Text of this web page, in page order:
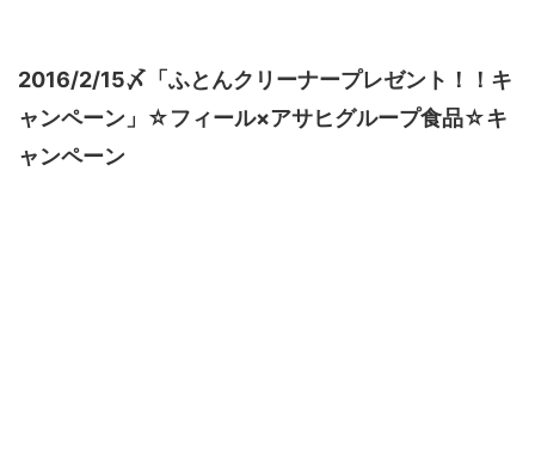
2016/2/15〆「ふとんクリーナープレゼント！！キ
ャンペーン」☆フィール×アサヒグループ食品☆キ
ャンペーン